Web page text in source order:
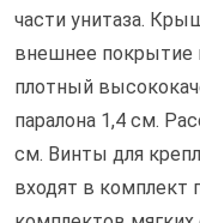
части унитаза.
внешнее покрытие
плотный
паралона 1,4 см.
см. Винты для
входят в комплект